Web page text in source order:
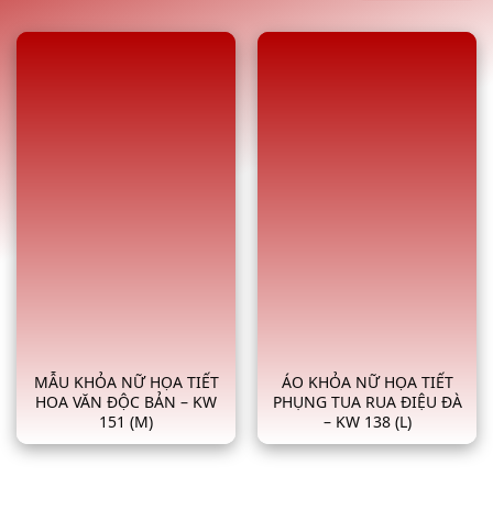
MẪU KHỎA NỮ HỌA TIẾT
HOA VĂN ĐỘC BẢN – KW
151 (M)
ÁO KHỎA NỮ HỌA TIẾT
PHỤNG TUA RUA ĐIỆU ĐÀ
– KW 138 (L)